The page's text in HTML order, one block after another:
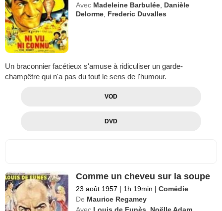
Avec Madeleine Barbulée Danièle
Delorme Frederic Duvalles
Un braconnier facétieux s'amuse à ridiculiser un garde-
champêtre qui n'a pas du tout le sens de l'humour.
VOD
DVD
Comme un cheveu sur la soupe
23 août 1957 | 1h 19min | Comédie
De Maurice Regamey